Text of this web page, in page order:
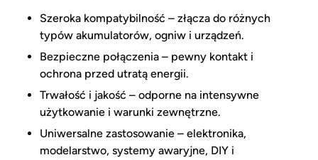
Szeroka kompatybilność – złącza do różnych
typów akumulatorów, ogniw i urządzeń.
Bezpieczne połączenia – pewny kontakt i
ochrona przed utratą energii.
Trwałość i jakość – odporne na intensywne
użytkowanie i warunki zewnętrzne.
Uniwersalne zastosowanie – elektronika,
modelarstwo, systemy awaryjne, DIY i